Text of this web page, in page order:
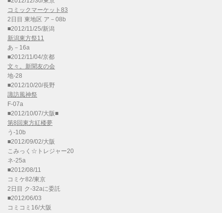
コミックマーケット83
2日目 東地区 ア－08b
■2012/11/25/新潟
新潟東方祭11
あ－16a
■2012/11/04/京都
文々。新聞友の会
地-28
■2012/10/20/長野
諏訪風神祭
F-07a
■2012/10/07/大阪■
第8回東方紅楼夢
う-10b
■2012/09/02/大阪
こみっく☆トレジャー20
ネ-25a
■2012/08/11
コミケ82/東京
2日目 ク-32aに委託
■2012/06/03
コミコミ16/大阪